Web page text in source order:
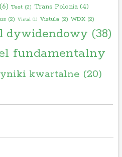
Test(2) Trans Polonia(4)
(2) Vistal(1) Vistula(2) WDX(2)
dywidendowy (38)
fundamentalny
kwartalne (20)